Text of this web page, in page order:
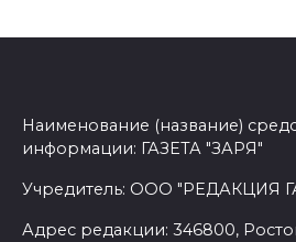
Наименование (название)
информации: ГАЗЕТА "ЗАРЯ"
Учредитель: ООО "РЕДАКЦИЯ
Адрес редакции: 346800,